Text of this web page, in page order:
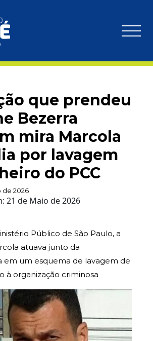
que prendeu
Bezerra
mira Marcola
por lavagem
do PCC
de 2026
21 de Maio de 2026
Público de São Paulo, a
atuava junto da
em um esquema de lavagem de
à organização criminosa